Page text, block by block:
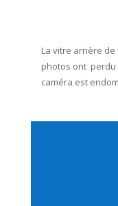
La vitre arrière
photos ont perdu
caméra est